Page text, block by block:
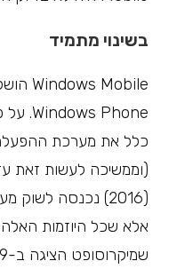
בשינוי מתמיד
(וממשיכה לעשות זאת
אלא שכל היוזמות
שמיקרוסופט הציגה ב-2019 סמארטפון מיוחד בשם Surface Duo, שהיה כבר בעצמו מבוסס אנדרואיד.